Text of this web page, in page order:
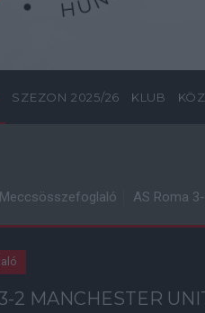
SZEZON 2025/26 KLUB
Meccsösszefoglaló AS Roma
2 MANCHESTER